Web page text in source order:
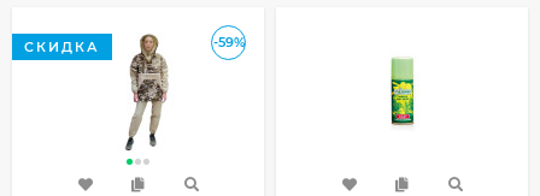
-59%
СКИДКА